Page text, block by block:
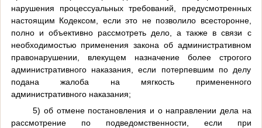
нарушения процессуальных требований, предусмотренных
настоящим Кодексом, если это не позволило всесторонне,
полно и объективно рассмотреть дело, а также в связи с
необходимостью применения закона об административном
правонарушении, влекущем назначение более строгого
административного наказания, если потерпевшим по делу
подана жалоба на мягкость примененного
административного наказания;
5) об отмене постановления и о направлении дела на
рассмотрение по подведомственности, если при